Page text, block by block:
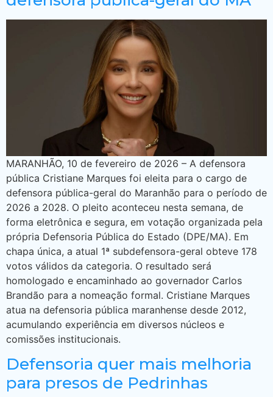
MARANHÃO, 10 de fevereiro de 2026 – A defensora
pública Cristiane Marques foi eleita para o cargo de
defensora pública-geral do Maranhão para o período de
2026 a 2028. O pleito aconteceu nesta semana, de
forma eletrônica e segura, em votação organizada pela
própria Defensoria Pública do Estado (DPE/MA). Em
chapa única, a atual 1ª subdefensora-geral obteve 178
votos válidos da categoria. O resultado será
homologado e encaminhado ao governador Carlos
Brandão para a nomeação formal. Cristiane Marques
atua na defensoria pública maranhense desde 2012,
acumulando experiência em diversos núcleos e
comissões institucionais.
Defensoria quer mais melhoria
para presos de Pedrinhas